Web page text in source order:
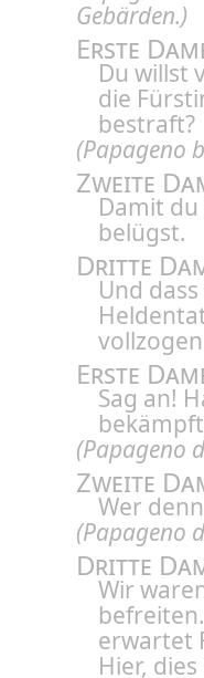
Gebärden.)
Erste
Du willst
die
bestraft?
(Papageno
Zweite
Damit
belügst.
Dritte
Und
Erste
Sag an!
(Papageno
Zweite
Wer
(Papageno
Dritte
Wir
erwartet
Hier,